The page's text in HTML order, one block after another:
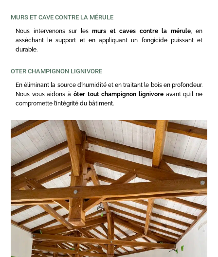
MURS ET CAVE CONTRE LA MÉRULE
Nous intervenons sur les murs et caves contre la mérule, en
asséchant le support et en appliquant un fongicide puissant et
durable.
OTER CHAMPIGNON LIGNIVORE
En éliminant la source d’humidité et en traitant le bois en profondeur.
Nous vous aidons à ôter tout champignon lignivoreavant qu’il ne
compromette l’intégrité du bâtiment.